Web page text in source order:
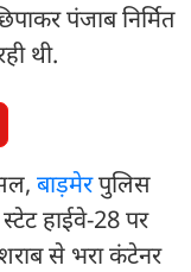
पंजाब निर्मित
थी.
बाड़मेरपुलिस
हाईवे-28 पर
से भरा कंटेनर